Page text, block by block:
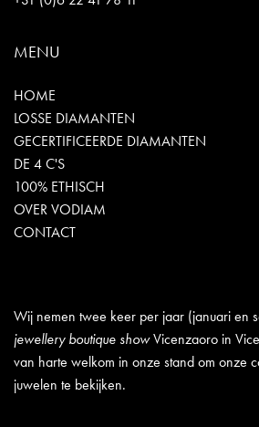
MENU
HOME
LOSSE DIAMANTEN
GECERTIFICEERDE DIAMANTEN
DE 4 C'S
100% ETHISCH
OVER VODIAM
CONTACT
Wij nemen twee keer per jaar (januari en
jewellery boutique showVicenzaoro in
van harte welkom in onze stand om onze
juwelen te bekijken.